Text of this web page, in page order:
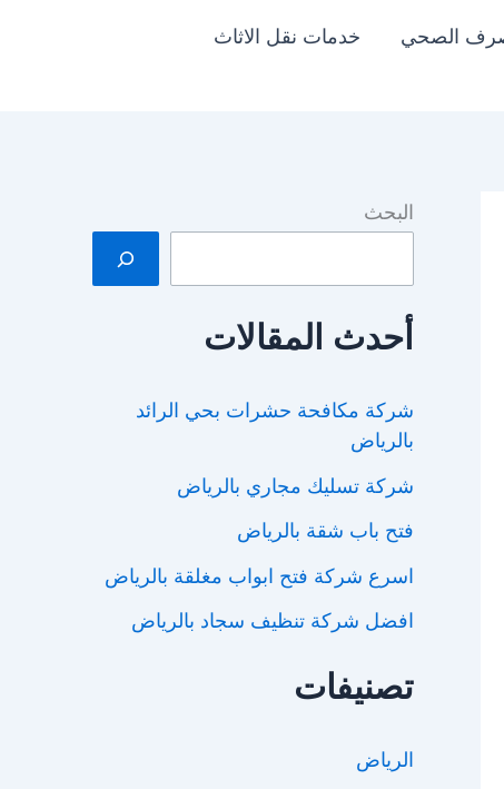
الصحي
خدمات نقل الاثاث
البحث
أحدث المقالات
شركة مكافحة حشرات بحي الرائد
بالرياض
شركة تسليك مجاري بالرياض
فتح باب شقة بالرياض
اسرع شركة فتح ابواب مغلقة بالرياض
افضل شركة تنظيف سجاد بالرياض
تصنيفات
الرياض